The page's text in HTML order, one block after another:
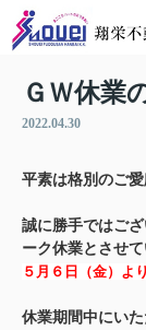
ＧＷ休業
2022.04.30
平素は格別のご
誠に勝手ではご
ーク休業とさせて
５月６日（金）よ
休業期間中にい